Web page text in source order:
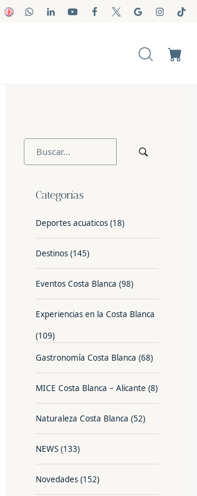
Categorías
Deportes acuaticos (18)
Destinos (145)
Eventos Costa Blanca (98)
Experiencias en la Costa Blanca
(109)
Gastronomía Costa Blanca (68)
MICE Costa Blanca – Alicante (8)
Naturaleza Costa Blanca (52)
NEWS (133)
Novedades (152)